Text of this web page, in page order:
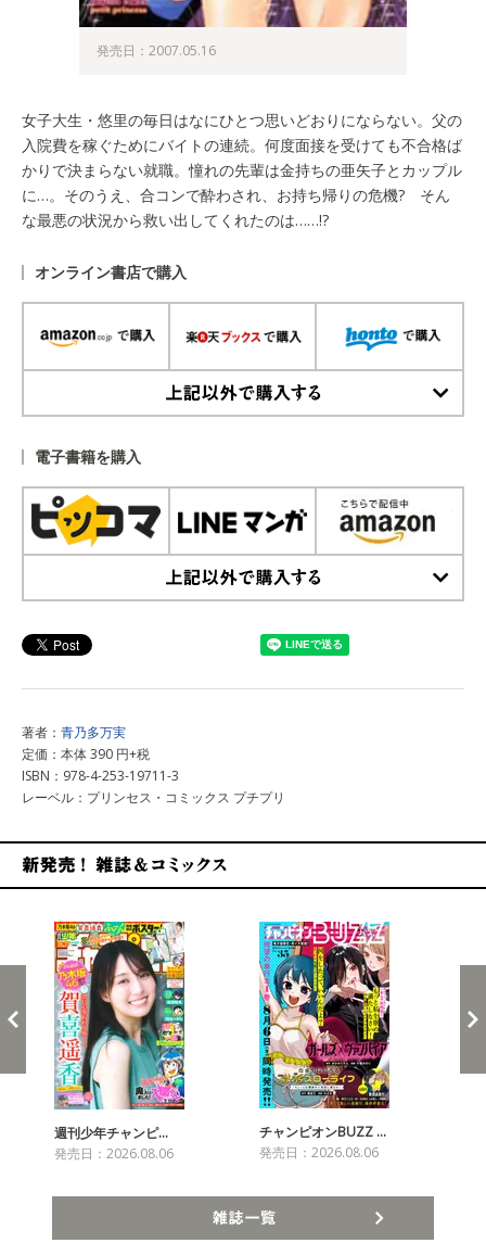
発売日：2007.05.16
女子大生・悠里の毎日はなにひとつ思いどおりにならない。父の
入院費を稼ぐためにバイトの連続。何度面接を受けても不合格ば
かりで決まらない就職。憧れの先輩は金持ちの亜矢子とカップル
に…。そのうえ、合コンで酔わされ、お持ち帰りの危機? そん
な最悪の状況から救い出してくれたのは……!?
オンライン書店で購入
電子書籍を購入
著者： 青乃多万実
定価：本体 390 円+税
ISBN：978-4-253-19711-3
レーベル：プリンセス・コミックス プチプリ
週刊少年チャンピ…
発売日：2026.08.06
チャンピオンBUZZ …
発売日：2026.08.06